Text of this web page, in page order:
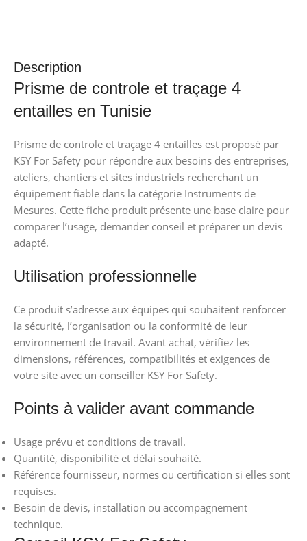
Description
Prisme de controle et traçage 4
entailles en Tunisie
Prisme de controle et traçage 4 entailles est proposé par
KSY For Safety pour répondre aux besoins des entreprises,
ateliers, chantiers et sites industriels recherchant un
équipement fiable dans la catégorie Instruments de
Mesures. Cette fiche produit présente une base claire pour
comparer l’usage, demander conseil et préparer un devis
adapté.
Utilisation professionnelle
Ce produit s’adresse aux équipes qui souhaitent renforcer
la sécurité, l’organisation ou la conformité de leur
environnement de travail. Avant achat, vérifiez les
dimensions, références, compatibilités et exigences de
votre site avec un conseiller KSY For Safety.
Points à valider avant commande
Usage prévu et conditions de travail.
Quantité, disponibilité et délai souhaité.
Référence fournisseur, normes ou certification si elles sont
requises.
Besoin de devis, installation ou accompagnement
technique.